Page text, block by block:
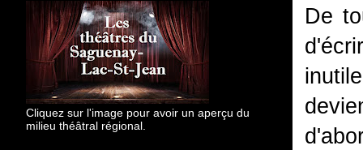
De
Cliquez sur l'image pour avoir un aperçu du
milieu théâtral régional.